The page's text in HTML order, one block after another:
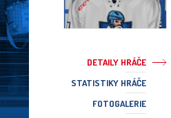
DETAILY HRÁČE
STATISTIKY HRÁČE
FOTOGALERIE